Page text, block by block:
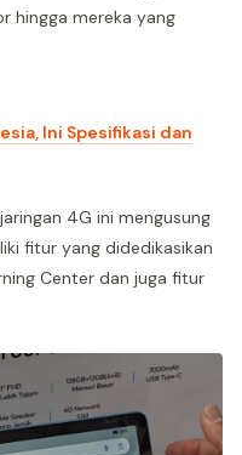
hingga mereka yang
Ini Spesifikasi dan
4G ini mengusung
fitur yang didedikasikan
Center dan juga fitur